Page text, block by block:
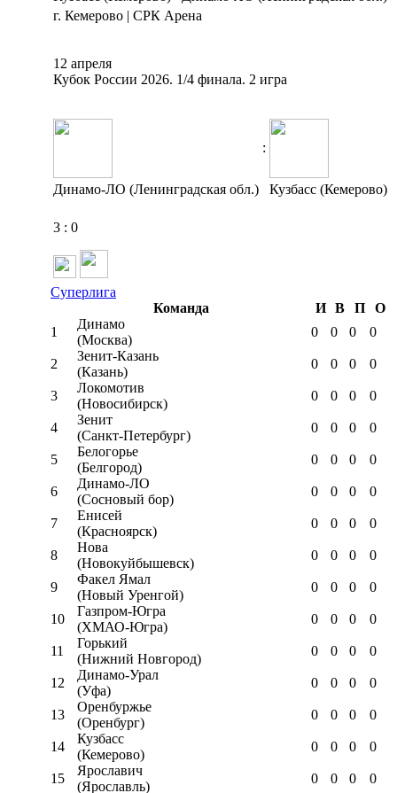
г. Кемерово | СРК Арена
12 апреля
Кубок России 2026. 1/4 финала. 2 игра
:
Динамо-ЛО (Ленинградская обл.) Кузбасс (Кемерово)
3 : 0
Суперлига
Команда
И В П
О
1
Динамо
(Москва)
0 0 0 0
2
Зенит-Казань
(Казань)
0 0 0 0
3
Локомотив
(Новосибирск)
0 0 0 0
4
Зенит
(Санкт-Петербург)
0 0 0 0
5
Белогорье
(Белгород)
0 0 0 0
6
Динамо-ЛО
(Сосновый бор)
0 0 0 0
7
Енисей
(Красноярск)
0 0 0 0
8
Нова
(Новокуйбышевск)
0 0 0 0
9
Факел Ямал
(Новый Уренгой)
0 0 0 0
10
Газпром-Югра
(ХМАО-Югра)
0 0 0 0
11
Горький
(Нижний Новгород)
0 0 0 0
12
Динамо-Урал
(Уфа)
0 0 0 0
13
Оренбуржье
(Оренбург)
0 0 0 0
14
Кузбасс
(Кемерово)
0 0 0 0
15
Ярославич
(Ярославль)
0 0 0 0